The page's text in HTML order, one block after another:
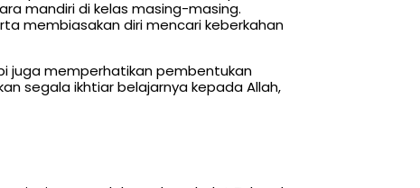
mandiri di kelas masing-masing.
membiasakan diri mencari keberkahan
juga memperhatikan pembentukan
segala ikhtiar belajarnya kepada Allah,